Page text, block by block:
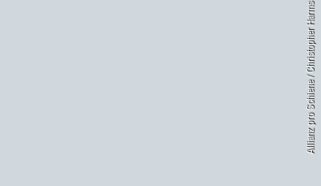
Allianz pro Schiene / Christopher Harms